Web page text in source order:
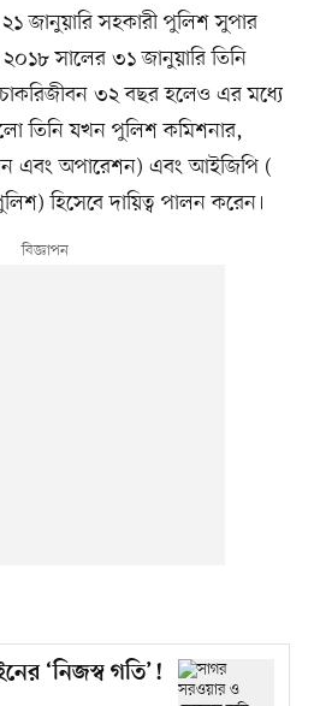
জানুয়ারি সহকারী পুলিশ সুপার
সালের ৩১ জানুয়ারি তিনি
৩২ বছর হলেও এর মধ্যে
তিনি যখন পুলিশ কমিশনার,
এবং অপারেশন) এবং আইজিপি (
হিসেবে দায়িত্ব পালন করেন।
‘নিজস্ব গতি’!